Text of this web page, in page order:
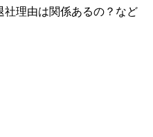
社理由は関係あるの？など